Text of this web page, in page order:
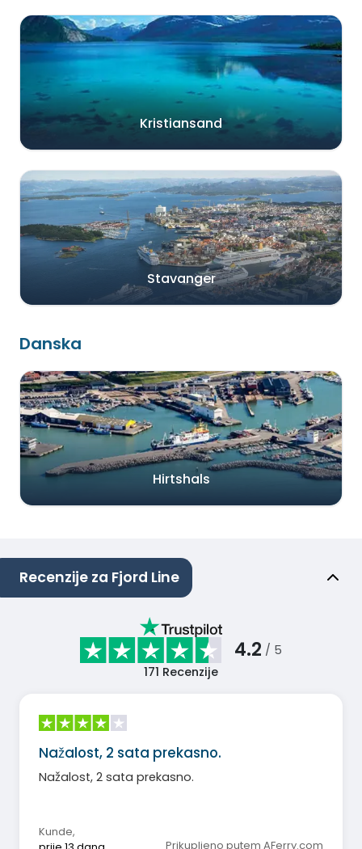
Kristiansand
Stavanger
Danska
Hirtshals
Recenzije za Fjord Line
4.2 / 5
171 Recenzije
Nažalost, 2 sata prekasno.
Nažalost, 2 sata prekasno.
Kunde,
Prikupljeno putem AFerry.com